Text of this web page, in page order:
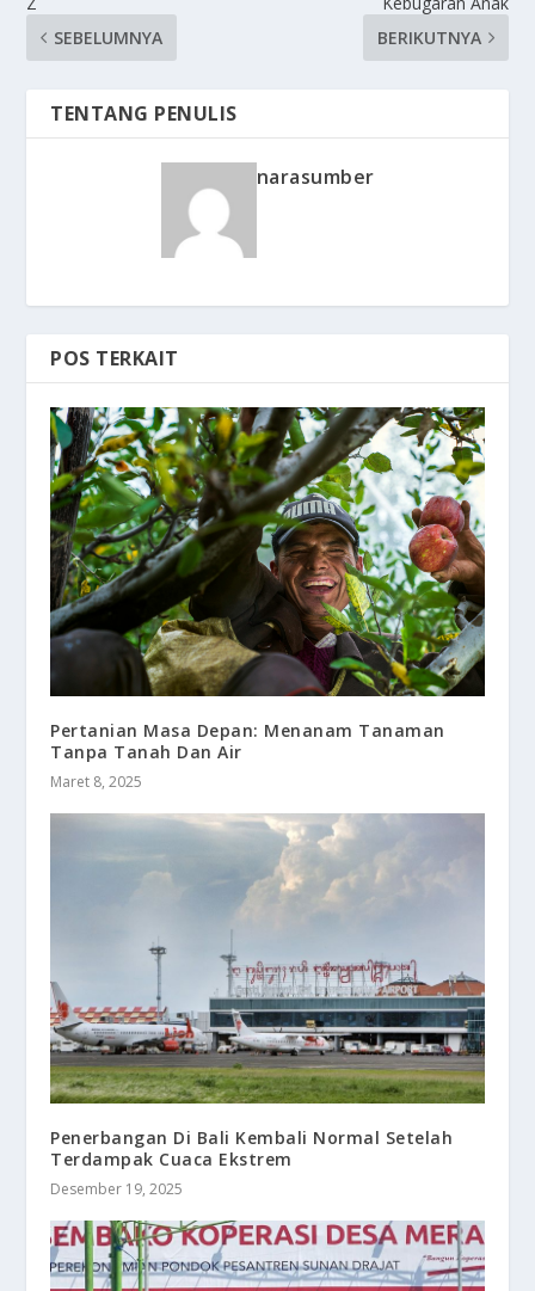
SEBELUMNYA
BERIKUTNYA
TENTANG PENULIS
narasumber
POS TERKAIT
Pertanian Masa Depan: Menanam Tanaman
Tanpa Tanah Dan Air
Maret 8, 2025
Penerbangan Di Bali Kembali Normal Setelah
Terdampak Cuaca Ekstrem
Desember 19, 2025